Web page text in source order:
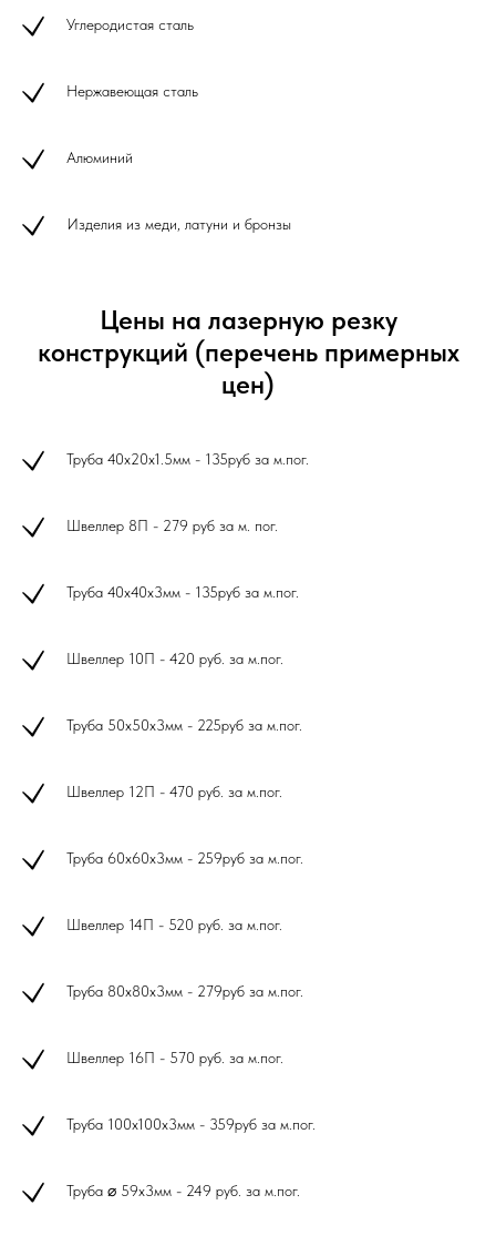
Углеродистая сталь
Нержавеющая сталь
Алюминий
Изделия из меди, латуни и бронзы
Цены на лазерную резку
конструкций (перечень примерных
цен)
Труба 40х20х1.5мм - 135руб за м.пог.
Швеллер 8П - 279 руб за м. пог.
Труба 40х40х3мм - 135руб за м.пог.
Швеллер 10П - 420 руб. за м.пог.
Труба 50х50х3мм - 225руб за м.пог.
Швеллер 12П - 470 руб. за м.пог.
Труба 60х60х3мм - 259руб за м.пог.
Швеллер 14П - 520 руб. за м.пог.
Труба 80х80х3мм - 279руб за м.пог.
Швеллер 16П - 570 руб. за м.пог.
Труба 100х100х3мм - 359руб за м.пог.
Труба ⌀ 59х3мм - 249 руб. за м.пог.